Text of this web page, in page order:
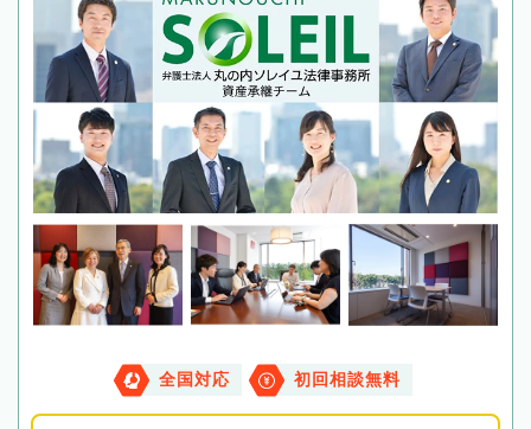
全国対応 初回相談無料